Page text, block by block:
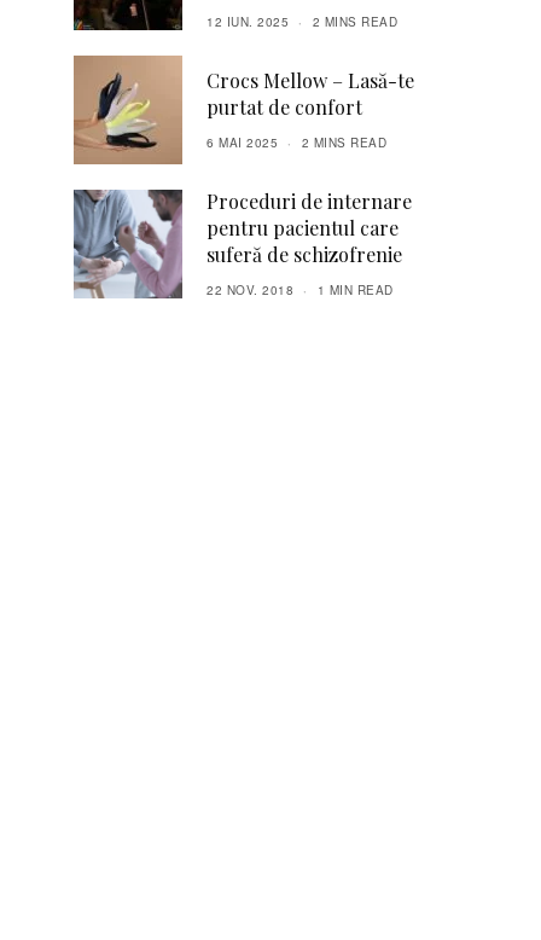
12 IUN. 2025 2 MINS READ
Crocs Mellow – Lasă-te
purtat de confort
6 MAI 2025 2 MINS READ
Proceduri de internare
pentru pacientul care
suferă de schizofrenie
22 NOV. 2018 1 MIN READ